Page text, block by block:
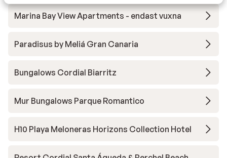
Marina Bay View Apartments - endast vuxna
Paradisus by Meliá Gran Canaria
Bungalows Cordial Biarritz
Mur Bungalows Parque Romantico
H10 Playa Meloneras Horizons Collection Hotel